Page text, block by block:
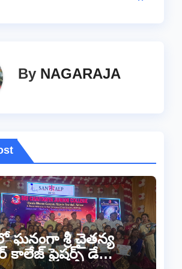
By NAGARAJA
ఘనంగా శ్రీ చైతన్య
ఫ్రెషర్స్ డే